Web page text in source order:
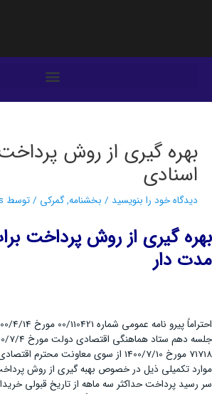
بهره گیری از روش
اسنادی
دیدگاه‌ خود را بنویسید / بخشنامه,گمرکی / توسط
بهره گیری از روش پرداخت
مدت دار
71718 مورخ 1400/7/10 از سوی معاونت
موارد تکمیلی ذیل در خصوص بهبه گیری از روش
سر رسید پرداخت حداکثر سه ماهه از تاریخ قبولی